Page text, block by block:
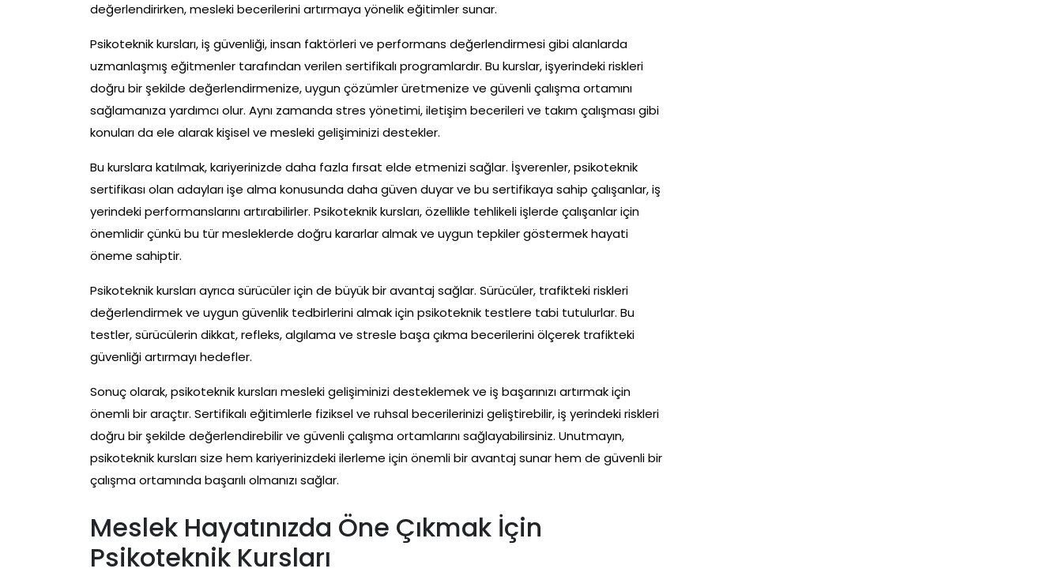
değerlendirirken, mesleki becerilerini artırmaya yönelik eğitimler sunar.
Psikoteknik kursları, iş güvenliği, insan faktörleri ve performans değerlendirmesi gibi alanlarda
uzmanlaşmış eğitmenler tarafından verilen sertifikalı programlardır. Bu kurslar, işyerindeki riskleri
doğru bir şekilde değerlendirmenize, uygun çözümler üretmenize ve güvenli çalışma ortamını
sağlamanıza yardımcı olur. Aynı zamanda stres yönetimi, iletişim becerileri ve takım çalışması gibi
konuları da ele alarak kişisel ve mesleki gelişiminizi destekler.
Bu kurslara katılmak, kariyerinizde daha fazla fırsat elde etmenizi sağlar. İşverenler, psikoteknik
sertifikası olan adayları işe alma konusunda daha güven duyar ve bu sertifikaya sahip çalışanlar, iş
yerindeki performanslarını artırabilirler. Psikoteknik kursları, özellikle tehlikeli işlerde çalışanlar için
önemlidir çünkü bu tür mesleklerde doğru kararlar almak ve uygun tepkiler göstermek hayati
öneme sahiptir.
Psikoteknik kursları ayrıca sürücüler için de büyük bir avantaj sağlar. Sürücüler, trafikteki riskleri
değerlendirmek ve uygun güvenlik tedbirlerini almak için psikoteknik testlere tabi tutulurlar. Bu
testler, sürücülerin dikkat, refleks, algılama ve stresle başa çıkma becerilerini ölçerek trafikteki
güvenliği artırmayı hedefler.
Sonuç olarak, psikoteknik kursları mesleki gelişiminizi desteklemek ve iş başarınızı artırmak için
önemli bir araçtır. Sertifikalı eğitimlerle fiziksel ve ruhsal becerilerinizi geliştirebilir, iş yerindeki riskleri
doğru bir şekilde değerlendirebilir ve güvenli çalışma ortamlarını sağlayabilirsiniz. Unutmayın,
psikoteknik kursları size hem kariyerinizdeki ilerleme için önemli bir avantaj sunar hem de güvenli bir
çalışma ortamında başarılı olmanızı sağlar.
Meslek Hayatınızda Öne Çıkmak İçin
Psikoteknik Kursları